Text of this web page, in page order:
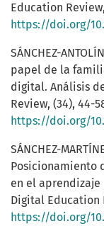
Education
https://doi.org/
SÁNCHEZ-
papel de la
digital. Análisis
Review, (34), 44-
https://doi.org/
SÁNCHEZ-
Posicionamiento
en el
Digital Education
https://doi.org/